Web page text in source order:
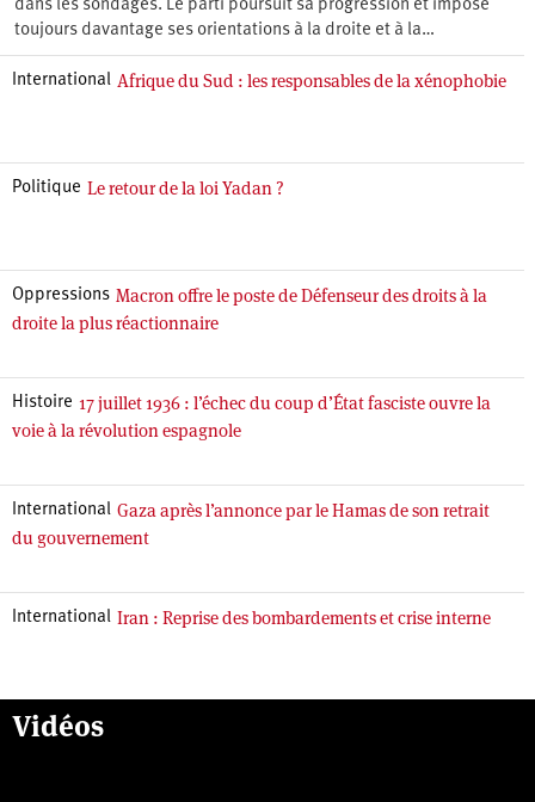
dans les sondages. Le parti poursuit sa progression et impose
toujours davantage ses orientations à la droite et à la…
International Afrique du Sud : les responsables de la xénophobie
Politique Le retour de la loi Yadan ?
Oppressions Macron offre le poste de Défenseur des droits à la
droite la plus réactionnaire
Histoire 17 juillet 1936 : l’échec du coup d’État fasciste ouvre la
voie à la révolution espagnole
International Gaza après l’annonce par le Hamas de son retrait
du gouvernement
International Iran : Reprise des bombardements et crise interne
Vidéos